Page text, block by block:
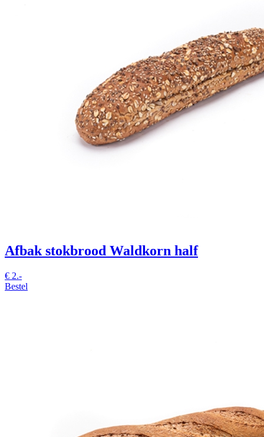
Afbak stokbrood Waldkorn half
€ 2.-
Bestel